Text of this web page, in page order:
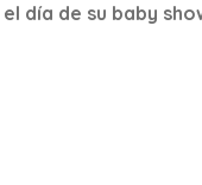
día de su baby